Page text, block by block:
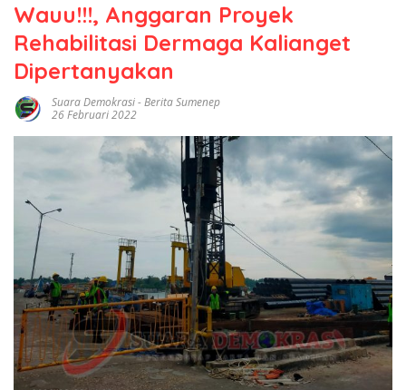
Wauu!!!, Anggaran Proyek
Rehabilitasi Dermaga Kalianget
Dipertanyakan
Suara Demokrasi-Berita Sumenep
26 Februari 2022